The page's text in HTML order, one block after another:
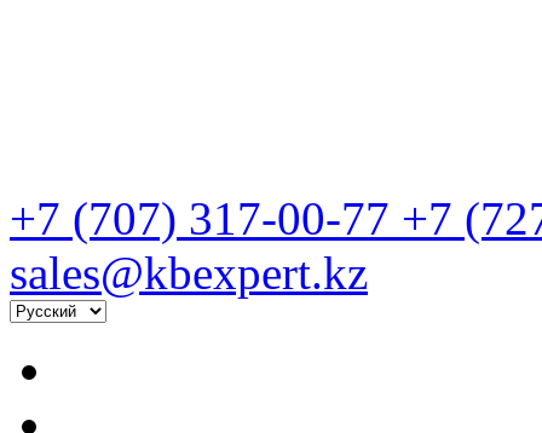
+7 (707) 317-00-77 +7
sales@kbexpert.kz